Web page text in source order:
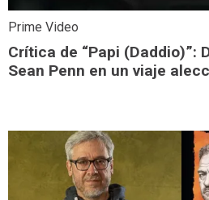
Prime Video
Crítica de “Papi (Daddio)”:
Sean Penn en un viaje